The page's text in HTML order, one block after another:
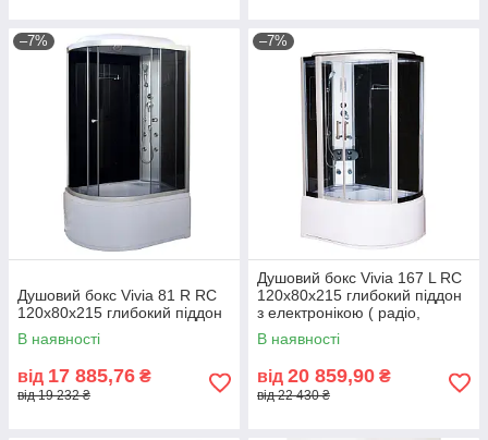
–7%
Душовий бокс Vivia 81 R RC
120х80х215 глибокий піддон
В наявності
від 17 885,76 ₴
від 19 232 ₴
–7%
Душовий бокс Vivia 167 L RC
120х80х215 глибокий піддон
з електронікою ( радіо,
освітлення, витяжка)
В наявності
від 20 859,90 ₴
від 22 430 ₴